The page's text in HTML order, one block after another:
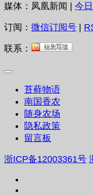
媒体：凤凰新闻 | 今
订阅： 微信订阅号 |
联系：
苔藓物语
南国香农
随身农场
隐私政策
留言板
浙ICP备12003361号